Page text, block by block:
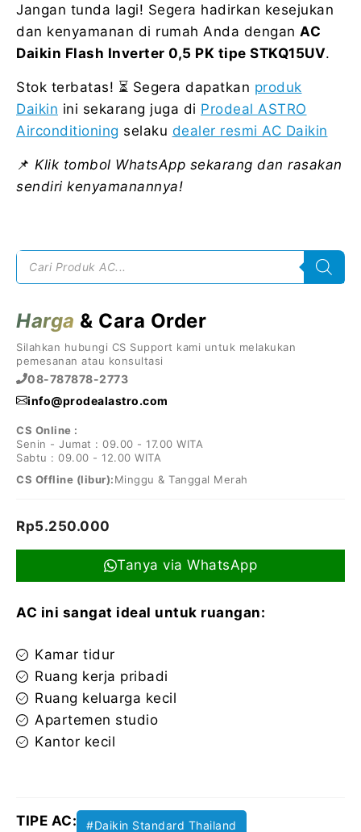
Jangan tunda lagi! Segera hadirkan kesejukan
dan kenyamanan di rumah Anda dengan AC
Daikin Flash Inverter 0,5 PK tipe STKQ15UV.
Stok terbatas! ⏳ Segera dapatkan produk
Daikin ini sekarang juga di Prodeal ASTRO
Airconditioning selaku dealer resmi AC Daikin
📌 Klik tombol WhatsApp sekarang dan rasakan
sendiri kenyamanannya!
Products
search
Harga & Cara Order
Silahkan hubungi CS Support kami untuk melakukan
pemesanan atau konsultasi
08-787878-2773
info@prodealastro.com
CS Online :
Senin - Jumat : 09.00 - 17.00 WITA
Sabtu : 09.00 - 12.00 WITA
CS Offline (libur):Minggu & Tanggal Merah
Rp5.250.000
Tanya via WhatsApp
AC ini sangat ideal untuk ruangan:
Kamar tidur
Ruang kerja pribadi
Ruang keluarga kecil
Apartemen studio
Kantor kecil
TIPE AC: #Daikin Standard Thailand